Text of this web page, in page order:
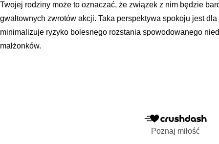
Twojej rodziny może to oznaczać, że związek z nim będzie
gwałtownych zwrotów akcji. Taka perspektywa spokoju jest
minimalizuje ryzyko bolesnego rozstania spowodowanego
małżonków.
Poznaj miłość